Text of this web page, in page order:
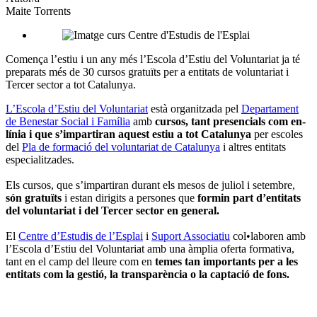
socials
Maite Torrents
Comença l’estiu i un any més l’Escola d’Estiu del Voluntariat ja té
preparats més de 30 cursos gratuïts per a entitats de voluntariat i
Tercer sector a tot Catalunya.
L’Escola d’Estiu del Voluntariatestà organitzada pel Departament
de Benestar Social i Família amb cursos, tant presencials com en-
línia i que s’impartiran aquest estiu a tot Catalunya per escoles
del Pla de formació del voluntariat de Catalunya i altres entitats
especialitzades.
Els cursos, que s’impartiran durant els mesos de juliol i setembre,
són gratuïts i estan dirigits a persones que formin part d’entitats
del voluntariat i del Tercer sector en general.
El Centre d’Estudis de l’Esplai i Suport Associatiu col•laboren amb
l’Escola d’Estiu del Voluntariat amb una àmplia oferta formativa,
tant en el camp del lleure com en temes tan importants per a les
entitats com la gestió, la transparència o la captació de fons.